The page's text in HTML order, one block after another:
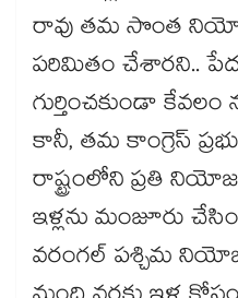
రావు తమ సొంత
పరిమితం చేశారని..
గుర్తించకుండా
కానీ, తమ కాంగ్రెస్
రాష్ట్రంలోని ప్రతి
ఇళ్లను మంజూరు
వరంగల్ పశ్చిమ